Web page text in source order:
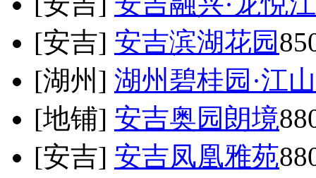
[安吉] 安吉滨湖花园
[湖州] 湖州碧桂园·江
[地铺] 安吉奥园朗境
[安吉] 安吉凤凰雅苑